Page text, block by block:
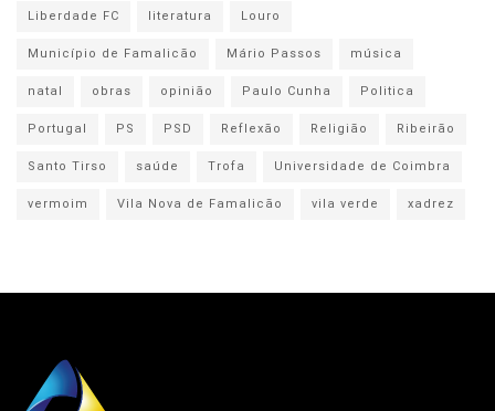
Liberdade FC
literatura
Louro
Município de Famalicão
Mário Passos
música
natal
obras opinião Paulo Cunha
Politica
Portugal
PS PSD Reflexão Religião
Ribeirão
Santo Tirso
saúde Trofa
Universidade de Coimbra
vermoim
Vila Nova de Famalicão vila verde xadrez